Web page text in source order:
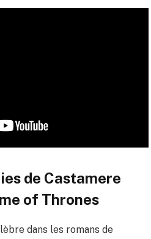
de Castamere
of Thrones
dans les romans de